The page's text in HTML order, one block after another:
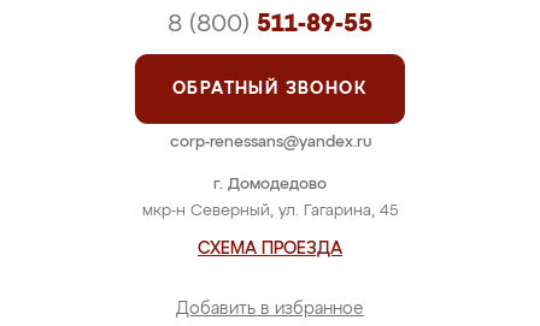
г. Домодедово
мкр-н Северный, ул. Гагарина, 45
СХЕМА ПРОЕЗДА
Добавить в избранное
8 (800) 511-89-55
ОБРАТНЫЙ ЗВОНОК
corp-renessans@yandex.ru